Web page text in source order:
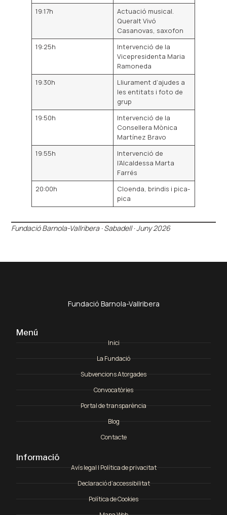
19:17h
Actuació musical.
Queralt Vivó
Casanovas, saxofon
19:25h
Intervenció de la
Vicepresidenta Maria
Ramoneda
19:30h
Lliurament d’ajudes a
les entitats i foto de
grup
19:50h
Intervenció de la
Consellera Mònica
Martínez Bravo
19:55h
Intervenció de
l’Alcaldessa Marta
Farrés
20:00h
Cloenda, brindis i pica-
pica
Fundació Barnola-Vallribera · Sabadell · Juny 2026
Fundació Barnola-Vallribera
Menú
Inici
La Fundació
Subvencions Atorgades
Convocatòries
Portal de transparència
Blog
Contacte
Informació
Avís legal | Política de privacitat
Declaració d’accessibilitat
Política de Cookies